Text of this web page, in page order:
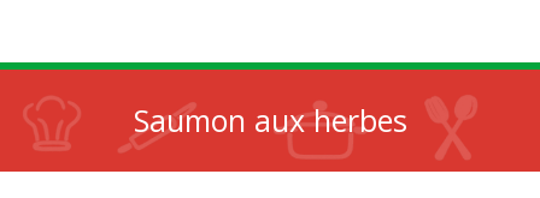
Saumon aux herbes